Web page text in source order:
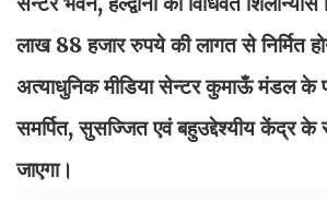
लाख 88 हजार रुपये की लागत से निर्मित
अत्याधुनिक मीडिया सेन्टर कुमाऊँ मंडल के
समर्पित, सुसज्जित एवं बहुउद्देश्यीय केंद्र के
जाएगा।